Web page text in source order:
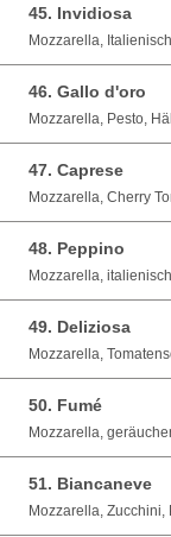
45. Invidiosa
Mozzarella,
46. Gallo d'oro
Mozzarella, Pesto,
47. Caprese
Mozzarella, Cherry
48. Peppino
Mozzarella,
49. Deliziosa
Mozzarella,
50. Fumé
Mozzarella,
51. Biancaneve
Mozzarella,